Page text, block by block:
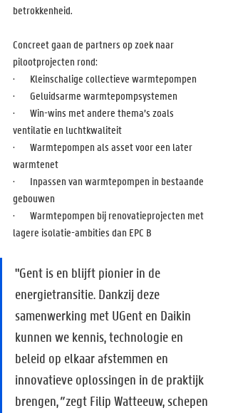
betrokkenheid.
Concreet gaan de partners op zoek naar
pilootprojecten rond:
·       Kleinschalige collectieve warmtepompen
·       Geluidsarme warmtepompsystemen
·       Win-wins met andere thema’s zoals
ventilatie en luchtkwaliteit
·       Warmtepompen als asset voor een later
warmtenet
·       Inpassen van warmtepompen in bestaande
gebouwen
·       Warmtepompen bij renovatieprojecten met
lagere isolatie-ambities dan EPC B
"Gent is en blijft pionier in de
energietransitie. Dankzij deze
samenwerking met UGent en Daikin
kunnen we kennis, technologie en
beleid op elkaar afstemmen en
innovatieve oplossingen in de praktijk
brengen," zegt Filip Watteeuw, schepen